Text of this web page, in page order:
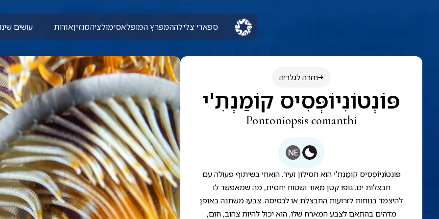
ספארי צלילההמפרץ המופלאסימולציהמגזיןאודות עושים
חזרה לגלריה
פּוֹנְטוֹנִיוֹפְּסִיס קוֹמַנְתִ'י
Pontoniopsis comanthi
NE
פּוֹנְטוֹנִיוֹפְּסִיס קוֹמַנְתִ'י הוא חסילון זעיר. הואחי בשיתוף פעולה עם
חבצלות ים. גופו קטן מאוד ושטוח יחסית, מה שמאפשר לו
להיצמד בנוחות לזרועות החבצלת או לבסיסה. צבעו משתנה באופן
מדהים בהתאם לצבע המארח שלו, הוא יכול להיות צהוב, חום,